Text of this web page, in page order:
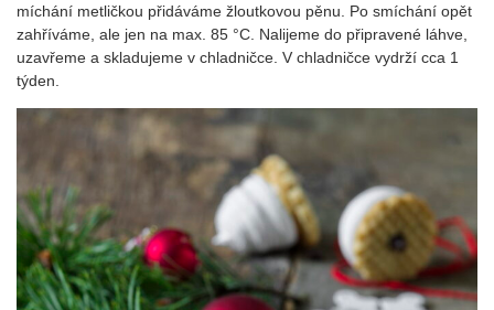
míchání metličkou přidáváme žloutkovou pěnu. Po smíchání opět
zahříváme, ale jen na max. 85 °C. Nalijeme do připravené láhve,
uzavřeme a skladujeme v chladničce. V chladničce vydrží cca 1
týden.